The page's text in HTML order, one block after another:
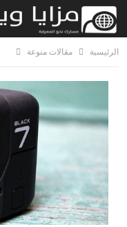
الرئيسية مقالات منوعة